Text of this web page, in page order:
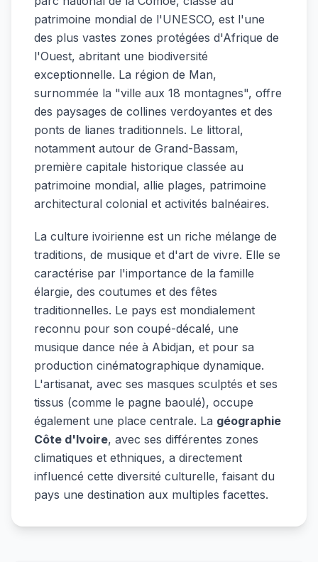
patrimoine mondial de l'UNESCO, est l'une
des plus vastes zones protégées d'Afrique de
l'Ouest, abritant une biodiversité
exceptionnelle. La région de Man,
surnommée la "ville aux 18 montagnes", offre
des paysages de collines verdoyantes et des
ponts de lianes traditionnels. Le littoral,
notamment autour de Grand-Bassam,
première capitale historique classée au
patrimoine mondial, allie plages, patrimoine
architectural colonial et activités balnéaires.
La culture ivoirienne est un riche mélange de
traditions, de musique et d'art de vivre. Elle se
caractérise par l'importance de la famille
élargie, des coutumes et des fêtes
traditionnelles. Le pays est mondialement
reconnu pour son coupé-décalé, une
musique dance née à Abidjan, et pour sa
production cinématographique dynamique.
L'artisanat, avec ses masques sculptés et ses
tissus (comme le pagne baoulé), occupe
également une place centrale. La géographie
Côte d'Ivoire, avec ses différentes zones
climatiques et ethniques, a directement
influencé cette diversité culturelle, faisant du
pays une destination aux multiples facettes.